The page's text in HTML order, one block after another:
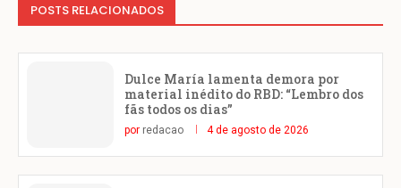
POSTS RELACIONADOS
Dulce María lamenta demora por
material inédito do RBD: “Lembro dos
fãs todos os dias”
por redacao 4 de agosto de 2026